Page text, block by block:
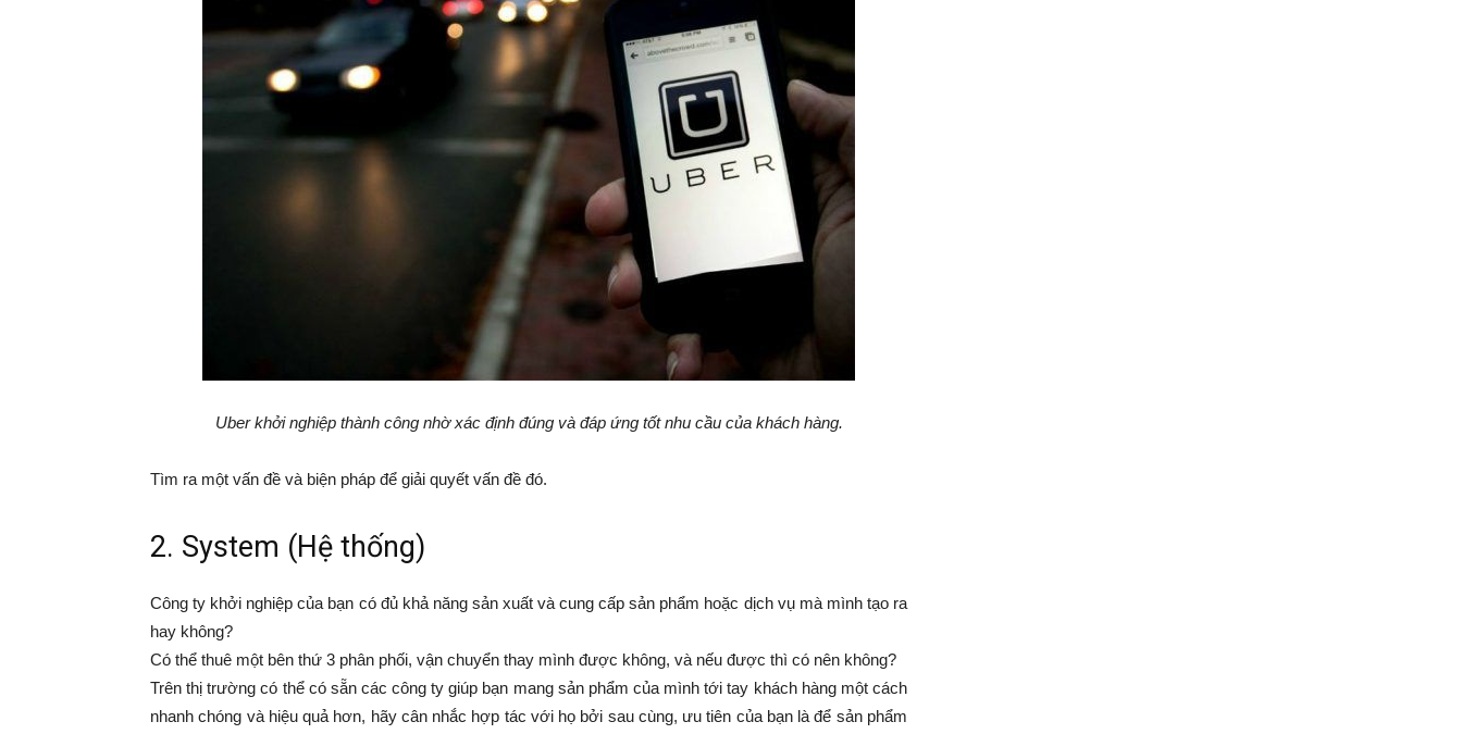
Uber khởi nghiệp thành công nhờ xác định đúng và đáp ứng tốt nhu cầu của khách hàng.
Tìm ra một vấn đề và biện pháp để giải quyết vấn đề đó.
2. System (Hệ thống)
Công ty khởi nghiệp của bạn có đủ khả năng sản xuất và cung cấp sản phẩm hoặc dịch vụ mà mình tạo ra
hay không?
Có thể thuê một bên thứ 3 phân phối, vận chuyển thay mình được không, và nếu được thì có nên không?
Trên thị trường có thể có sẵn các công ty giúp bạn mang sản phẩm của mình tới tay khách hàng một cách
nhanh chóng và hiệu quả hơn, hãy cân nhắc hợp tác với họ bởi sau cùng, ưu tiên của bạn là để sản phẩm